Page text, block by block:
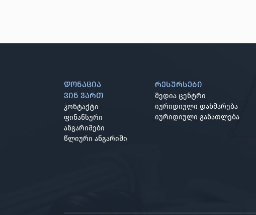
დონაცია
ვინ ვართ
კონტაქტი
ფინანსური
ანგარიშები
წლიური ანგარიში
რესურსები
მედია ცენტრი
იურიდიული დახმარება
იურიდიული განათლება